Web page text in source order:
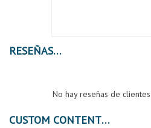
RESEÑAS
No hay reseñas de
CUSTOM CONTENT